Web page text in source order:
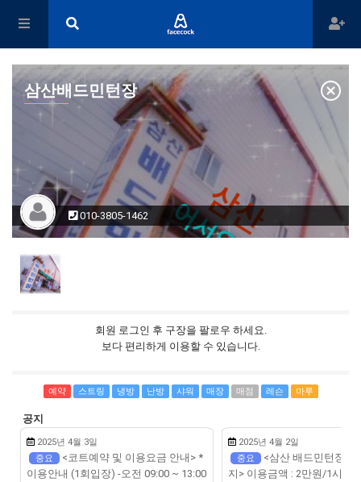
삼산배드민턴장
010-3805-1462
회원 로그인 후 구장을 팔로우 하세요.
보다 편리하게 이용할 수 있습니다.
예약 스트링 냉방 난방 샤워 매장 매점 레슨 마루
공지
2025년 4월 3일
중요
<코트예약 및 이용요금 안내> *
이용안내 (1회입장) -오전 09:00 ~ 13:00
2025년 4월 2일
중요
<삼산 배드민턴장 예
지> 이용금액 : 2만원/1시간